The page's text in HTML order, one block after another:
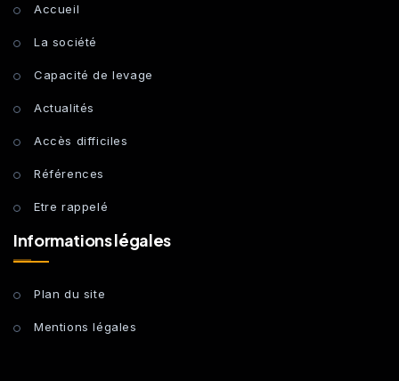
Accueil
La société
Capacité de levage
Actualités
Accès difficiles
Références
Etre rappelé
Informations légales
Plan du site
Mentions légales